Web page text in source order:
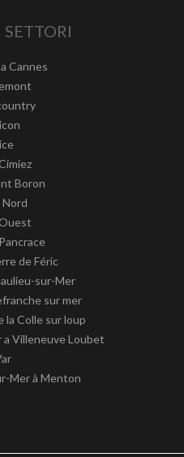
Cannes
Boron
Nord
de Féric
sur-Mer
sur mer
la Colle sur loup
a Villeneuve Loubet
Mer à Menton